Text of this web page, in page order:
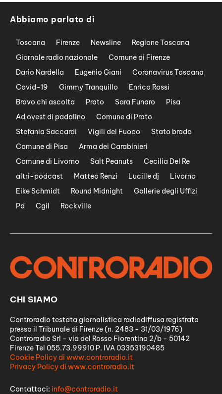
Abbiamo parlato di
Toscana Firenze Newsline
Regione Toscana
Giornale radio nazionale
Comune di Firenze
Dario Nardella
Eugenio Giani
Coronavirus Toscana
Covid-19
Gimmy Tranquillo
Enrico Rossi
Bravo chi ascolta
Prato Sara Funaro
Pisa
Ad ovest di padalino
Comune di Prato
Stefania Saccardi
Vigili del Fuoco
Stato brado
Comune di Pisa
Arma dei Carabinieri
Comune di Livorno
Salt Peanuts
Cecilia Del Re
altri-podcast
Matteo Renzi Lucille dj
Livorno
Eike Schmidt
Round Midnight
Gallerie degli Uffizi
Pd
Cgil Rockville
CHI SIAMO
Controradio testata giornalistica radiodiffusa registrata
presso il Tribunale di Firenze (n. 2483 - 31/03/1976)
Controradio Srl - via del Rosso Fiorentino 2/b - 50142
Firenze Tel 055.73.99910 P. IVA 03353190485
Cookie Policy di www.controradio.it
Privacy Policy di www.controradio.it
Contattaci: info@controradio.it